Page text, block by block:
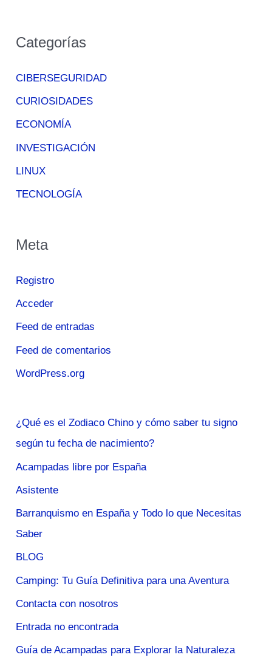
Categorías
CIBERSEGURIDAD
CURIOSIDADES
ECONOMÍA
INVESTIGACIÓN
LINUX
TECNOLOGÍA
Meta
Registro
Acceder
Feed de entradas
Feed de comentarios
WordPress.org
¿Qué es el Zodiaco Chino y cómo saber tu signo
según tu fecha de nacimiento?
Acampadas libre por España
Asistente
Barranquismo en España y Todo lo que Necesitas
Saber
BLOG
Camping: Tu Guía Definitiva para una Aventura
Contacta con nosotros
Entrada no encontrada
Guía de Acampadas para Explorar la Naturaleza